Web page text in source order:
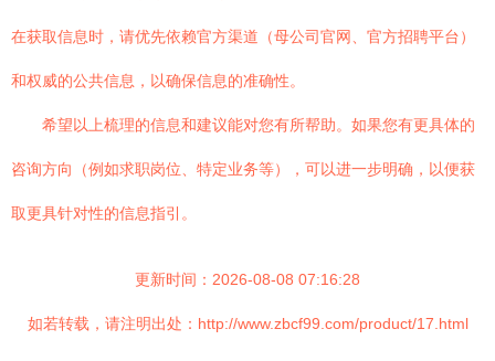
在获取信息时，请优先依赖官方渠道（母公司官网、官方招聘平台）
和权威的公共信息，以确保信息的准确性。
希望以上梳理的信息和建议能对您有所帮助。如果您有更具体的
咨询方向（例如求职岗位、特定业务等），可以进一步明确，以便获
取更具针对性的信息指引。
更新时间：2026-08-08 07:16:28
如若转载，请注明出处：http://www.zbcf99.com/product/17.html